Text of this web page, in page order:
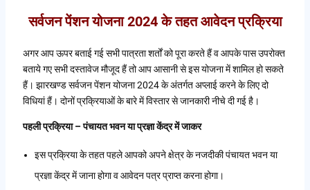
सर्वजन पेंशन योजना 2024 के तहत आवेदन प्रक्रिया
अगर आप ऊपर बताई गई सभी पात्रता शर्तों को पूरा करते हैं व आपके पास उपरोक्त
बताये गए सभी दस्तावेज मौजूद हैं तो आप आसानी से इस योजना में शामिल हो सकते
हैं। झारखण्ड सर्वजन पेंशन योजना 2024 के अंतर्गत अप्लाई करने के लिए दो
विधियां हैं। दोनों प्रक्रियाओं के बारे में विस्तार से जानकारी नीचे दी गई है।
पहली प्रक्रिया – पंचायत भवन या प्रज्ञा केंद्र में जाकर
इस प्रक्रिया के तहत पहले आपको अपने क्षेत्र के नजदीकी पंचायत भवन या
प्रज्ञा केंद्र में जाना होगा व आवेदन पत्र प्राप्त करना होगा।